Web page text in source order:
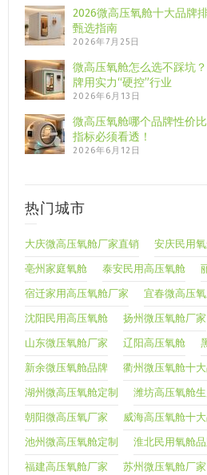
2026微高压氧舱十大品牌
甄选指南
2026年7月25日
微高压氧舱怎么选不踩坑
牌用实力“硬控”行业
2026年6月13日
微高压氧舱哪个品牌性价
指标必须看透！
2026年6月12日
热门城市
大庆微高压氧舱厂家直销 安庆民用
亳州家庭氧舱 泰安民用高压氧舱
宿迁家用高压氧舱厂家 宜春微高压
沈阳民用高压氧舱 扬州微压氧舱厂家
山东微压氧舱厂家 辽阳高压氧舱
新余微压氧舱品牌 衢州微压氧舱十
湖州微高压氧舱定制 潍坊高压氧舱
朝阳微高压氧厂家 威海高压氧舱十
池州微高压氧舱定制 淮北民用氧舱
福建高压氧舱厂家 苏州微压氧舱厂家